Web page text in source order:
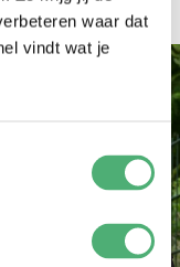
waar dat
vindt wat je